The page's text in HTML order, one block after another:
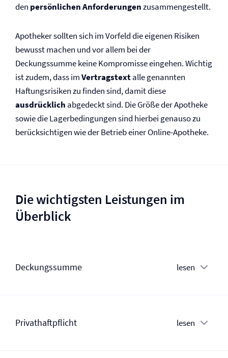
den persönlichen Anforderungenzusammengestellt.
Apotheker sollten sich im Vorfeld die eigenen Risiken
bewusst machen und vor allem bei der
Deckungssumme keine Kompromisse eingehen. Wichtig
ist zudem, dass imVertragstextalle genannten
Haftungsrisiken zu finden sind, damit diese
ausdrücklich abgedeckt sind. Die Größe der Apotheke
sowie die Lagerbedingungen sind hierbei genauso zu
berücksichtigen wie der Betrieb einer Online-Apotheke.
Die wichtigsten Leistungen im
Überblick
Deckungssumme lesen
Privat­haftpflicht lesen